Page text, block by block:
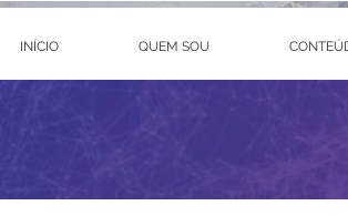
INÍCIO QUEM SOU